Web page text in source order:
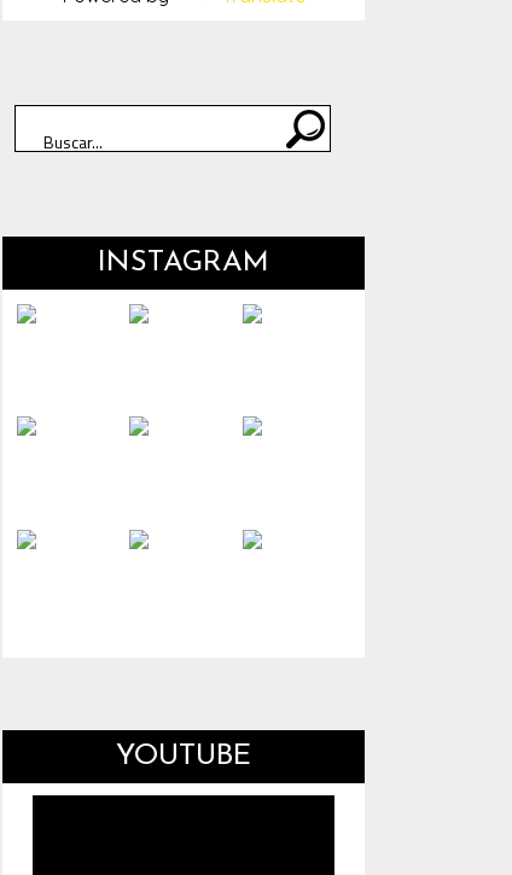
INSTAGRAM
YOUTUBE